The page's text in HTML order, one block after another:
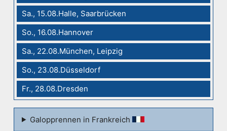
Sa., 15.08.Halle, Saarbrücken
So., 16.08.Hannover
Sa., 22.08.München, Leipzig
So., 23.08.Düsseldorf
Fr., 28.08.Dresden
Galopprennen in Frankreich